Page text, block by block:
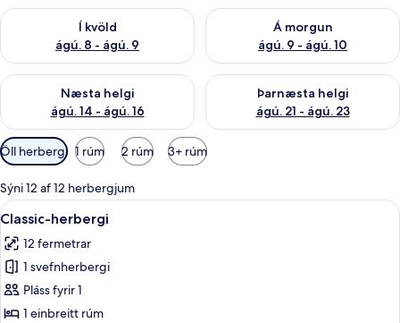
Í kvöld
ágú. 8 - ágú. 9
Athuga framboð í kvöld ágú. 8 - ágú. 9
Á morgun
ágú. 9 - ágú. 10
Athuga framboð á morgun
Næsta helgi
ágú. 14 - ágú. 16
Athuga framboð næstu helgi ágú. 14 - ágú. 16
Þarnæsta helgi
ágú. 21 - ágú. 23
Athuga framboð þarnæstu
Síur
í
boði
fyrir
herbergi
Öll herbergi 1 rúm 2 rúm 3+ rúm
Sýni 12 af 12 herbergjum
Skoða
allar
myndir
fyrir
Classic-
herbergi
Classic-herbergi | Öryggishólf í
7
Classic-herbergi
12 fermetrar
1 svefnherbergi
Pláss fyrir 1
1 einbreitt rúm